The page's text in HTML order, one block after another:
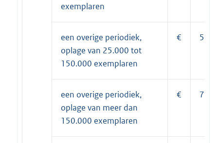
exemplaren
een overige periodiek,
oplage van 25.000 tot
150.000 exemplaren
€
een overige periodiek,
oplage van meer dan
150.000 exemplaren
€